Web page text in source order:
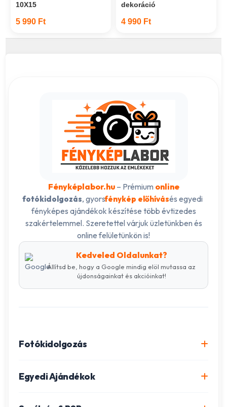
10X15
5 990 Ft
dekoráció
4 990 Ft
Fényképlabor.hu– Prémium online
fotókidolgozás, gyorsfénykép előhívásés egyedi
fényképes ajándékok készítése több évtizedes
szakértelemmel. Szeretettel várjuk üzletünkben és
online felületünkön is!
Kedveled Oldalunkat?
Állítsd be, hogy a Google mindig elöl mutassa az
újdonságainkat és akcióinkat!
Fotókidolgozás
Egyedi Ajándékok